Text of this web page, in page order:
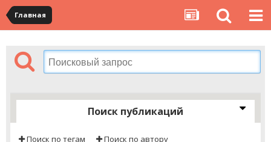
Главная
Поиск публикаций
Поиск по тегам Поиск по автору